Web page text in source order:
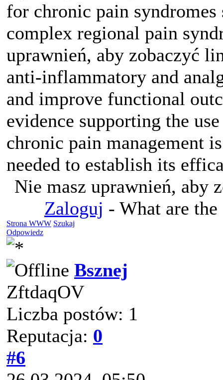
for chronic pain
complex regional pain
uprawnień, aby zobaczyć
anti-inflammatory and
and improve functional
evidence supporting the
chronic pain management
needed to establish its
Nie masz uprawnień, aby
Zaloguj - What are
Strona WWW Szukaj
Odpowiedz
Bsznej
ZftdaqOV
Liczba postów: 1
Reputacja: 0
#6